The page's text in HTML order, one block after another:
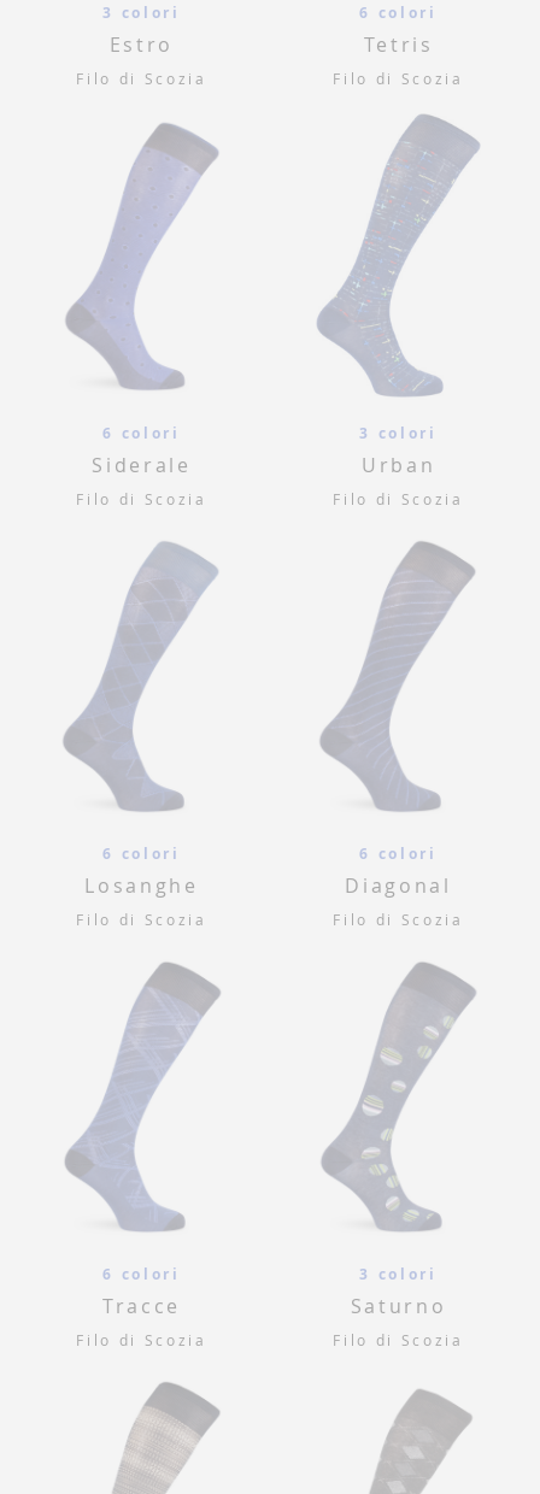
3 colori
Estro
Filo di Scozia
6 colori
Tetris
Filo di Scozia
6 colori
Siderale
Filo di Scozia
3 colori
Urban
Filo di Scozia
6 colori
Losanghe
Filo di Scozia
6 colori
Diagonal
Filo di Scozia
6 colori
Tracce
Filo di Scozia
3 colori
Saturno
Filo di Scozia